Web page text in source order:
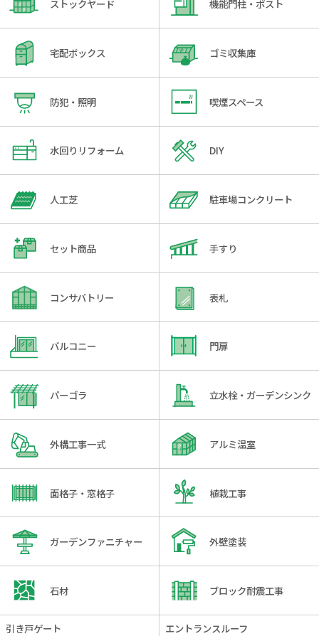
ストックヤード 機能門柱・ポスト
宅配ボックス ゴミ収集庫
防犯・照明 喫煙スペース
水回りリフォーム DIY
人工芝 駐車場コンクリート
セット商品 手すり
コンサバトリー 表札
バルコニー 門扉
パーゴラ 立水栓・ガーデンシンク
外構工事一式 アルミ温室
面格子・窓格子 植栽工事
ガーデンファニチャー 外壁塗装
石材 ブロック耐震工事
引き戸ゲート エントランスルーフ